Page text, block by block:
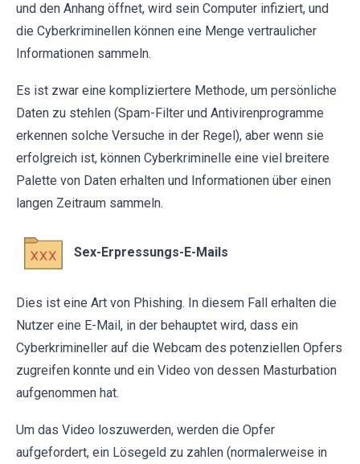
und den Anhang öffnet, wird sein Computer infiziert, und
die Cyberkriminellen können eine Menge vertraulicher
Informationen sammeln.
Es ist zwar eine kompliziertere Methode, um persönliche
Daten zu stehlen (Spam-Filter und Antivirenprogramme
erkennen solche Versuche in der Regel), aber wenn sie
erfolgreich ist, können Cyberkriminelle eine viel breitere
Palette von Daten erhalten und Informationen über einen
langen Zeitraum sammeln.
Sex-Erpressungs-E-Mails
Dies ist eine Art von Phishing. In diesem Fall erhalten die
Nutzer eine E-Mail, in der behauptet wird, dass ein
Cyberkrimineller auf die Webcam des potenziellen Opfers
zugreifen konnte und ein Video von dessen Masturbation
aufgenommen hat.
Um das Video loszuwerden, werden die Opfer
aufgefordert, ein Lösegeld zu zahlen (normalerweise in